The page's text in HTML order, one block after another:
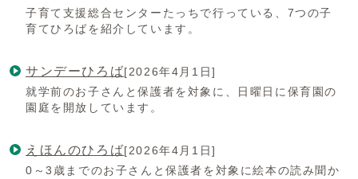
子育て支援総合センターたっちで行っている、7つの子
育てひろばを紹介しています。
サンデーひろば[2026年4月1日]
就学前のお子さんと保護者を対象に、日曜日に保育園の
園庭を開放しています。
えほんのひろば[2026年4月1日]
0～3歳までのお子さんと保護者を対象に絵本の読み聞か